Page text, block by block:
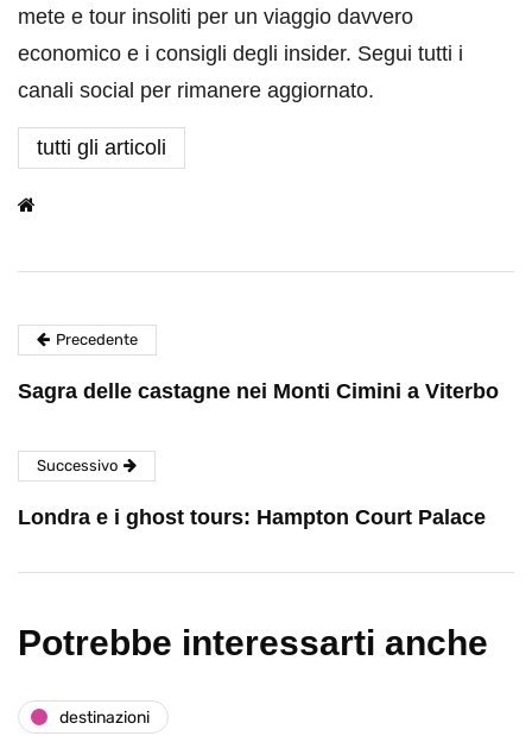
mete e tour insoliti per un viaggio davvero
economico e i consigli degli insider. Segui tutti i
canali social per rimanere aggiornato.
tutti gli articoli
Precedente
Sagra delle castagne nei Monti Cimini a Viterbo
Successivo
Londra e i ghost tours: Hampton Court Palace
Potrebbe interessarti anche
destinazioni